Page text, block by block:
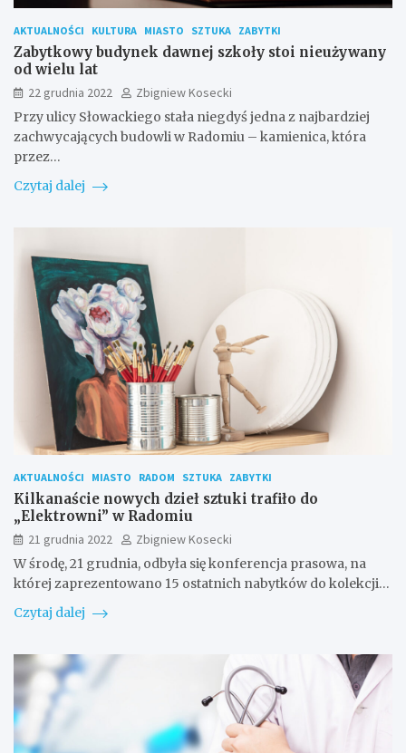
AKTUALNOŚCI KULTURA MIASTO SZTUKA ZABYTKI
Zabytkowy budynek dawnej szkoły stoi nieużywany
od wielu lat
22 grudnia 2022
Zbigniew Kosecki
Przy ulicy Słowackiego stała niegdyś jedna z najbardziej
zachwycających budowli w Radomiu – kamienica, która
przez…
Czytaj dalej
AKTUALNOŚCI MIASTO RADOM SZTUKA ZABYTKI
Kilkanaście nowych dzieł sztuki trafiło do
„Elektrowni” w Radomiu
21 grudnia 2022
Zbigniew Kosecki
W środę, 21 grudnia, odbyła się konferencja prasowa, na
której zaprezentowano 15 ostatnich nabytków do kolekcji…
Czytaj dalej